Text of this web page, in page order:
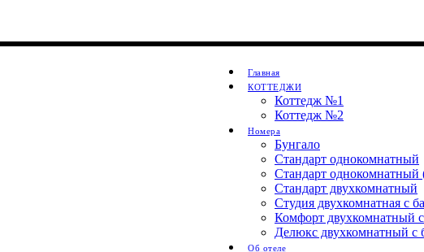
Главная
КОТТЕДЖИ
Коттедж №1
Коттедж №2
Номера
Бунгало
Стандарт однокомнатный
Стандарт
Стандарт двухкомнатный
Студия двухкомнатная с
Комфорт двухкомнатный
Делюкс двухкомнатный с
Об отеле